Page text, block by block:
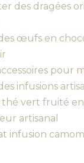
des dragées
œufs en
pour
infusions
vert fruité
artisanal
infusion